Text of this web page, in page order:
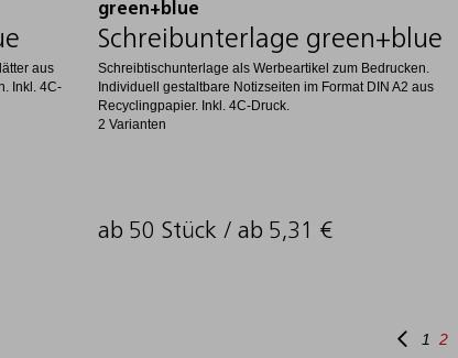
aus
Inkl. 4C-
green+blue
Schreibunterlage green+blue
Schreibtischunterlage als Werbeartikel zum Bedrucken.
Individuell gestaltbare Notizseiten im Format DIN A2 aus
Recyclingpapier. Inkl. 4C-Druck.
2 Varianten
ab 50 Stück / ab 5,31 €
1 2